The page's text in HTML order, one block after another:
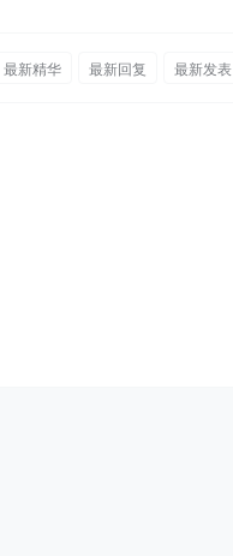
最新精华 最新回复 最新发表